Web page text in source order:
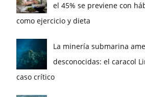
el 45% se previene con
como ejercicio y dieta
La minería submarina
desconocidas: el caracol
caso crítico